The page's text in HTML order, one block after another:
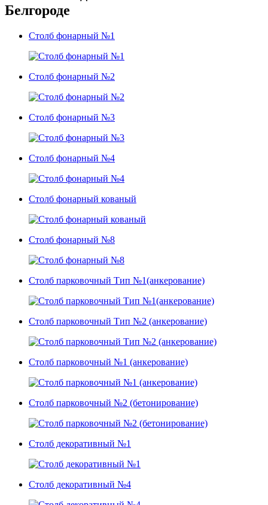
Белгороде
Столб фонарный №1
Столб фонарный №2
Столб фонарный №3
Столб фонарный №4
Столб фонарный кованый
Столб фонарный №8
Столб парковочный Тип №1(анкерование)
Столб парковочный Тип №2 (анкерование)
Столб парковочный №1 (анкерование)
Столб парковочный №2 (бетонирование)
Столб декоративный №1
Столб декоративный №4